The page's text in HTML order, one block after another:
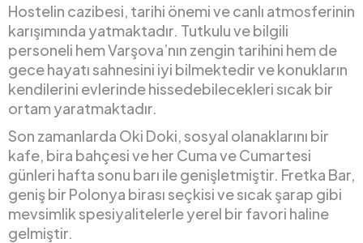
Hostelin cazibesi, tarihi önemi ve canlı atmosferinin
karışımında yatmaktadır. Tutkulu ve bilgili
personeli hem Varşova’nın zengin tarihini hem de
gece hayatı sahnesini iyi bilmektedir ve konukların
kendilerini evlerinde hissedebilecekleri sıcak bir
ortam yaratmaktadır.
Son zamanlarda Oki Doki, sosyal olanaklarını bir
kafe, bira bahçesi ve her Cuma ve Cumartesi
günleri hafta sonu barı ile genişletmiştir. Fretka Bar,
geniş bir Polonya birası seçkisi ve sıcak şarap gibi
mevsimlik spesiyalitelerle yerel bir favori haline
gelmiştir.